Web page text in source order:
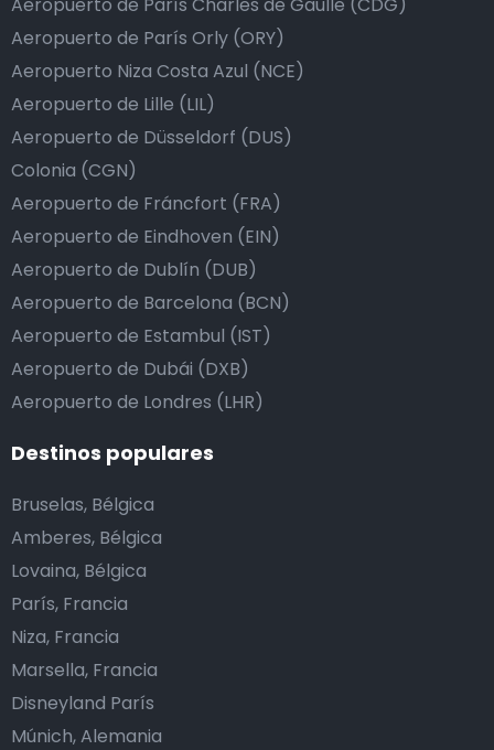
Aeropuerto de París Orly (ORY)
Aeropuerto Niza Costa Azul (NCE)
Aeropuerto de Lille (LIL)
Aeropuerto de Düsseldorf (DUS)
Colonia (CGN)
Aeropuerto de Fráncfort (FRA)
Aeropuerto de Eindhoven (EIN)
Aeropuerto de Dublín (DUB)
Aeropuerto de Barcelona (BCN)
Aeropuerto de Estambul (IST)
Aeropuerto de Dubái (DXB)
Aeropuerto de Londres (LHR)
Destinos populares
Bruselas, Bélgica
Amberes, Bélgica
Lovaina, Bélgica
París, Francia
Niza, Francia
Marsella, Francia
Disneyland París
Múnich, Alemania